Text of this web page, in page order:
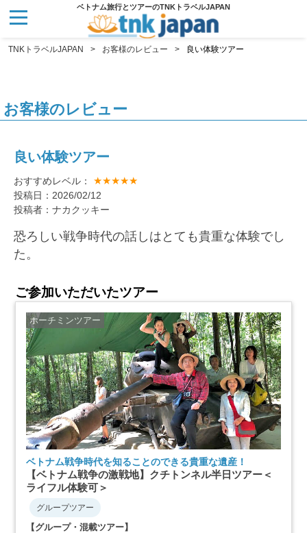
ベトナム旅行とツアーのTNKトラベルJAPAN
TNKトラベルJAPAN お客様のレビュー 良い体験ツアー
お客様のレビュー
良い体験ツアー
おすすめレベル： ★★★★★
投稿日：2026/02/12
投稿者：ナカクッキー
恐ろしい戦争時代の話しはとても貴重な体験でし
た。
ご参加いただいたツアー
ホーチミンツアー
ベトナム戦争時代を知ることのできる貴重な遺産！
【ベトナム戦争の激戦地】クチトンネル半日ツアー＜
ライフル体験可＞
グループツアー
【グループ・混載ツアー】